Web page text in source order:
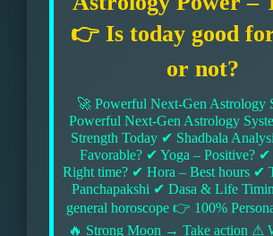
👉 Is today good
or not?
🚀 Powerful Next-Gen Astrology
Powerful Next-Gen Astrology
Strength Today ✔ Shadbala
Favorable? ✔ Yoga – Positive? ✔
Right time? ✔ Hora – Best hours ✔
Panchapakshi ✔ Dasa & Life
general horoscope 👉 100%
🔥 Strong Moon → Take action ⚠